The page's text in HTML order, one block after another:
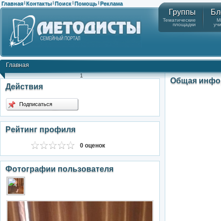
Главная | Контакты | Поиск | Помощь | Реклама
Группы
Тематические
площадки
Главная
1
Действия
Подписаться
Рейтинг профиля
0 оценок
Фотографии пользователя
Общая